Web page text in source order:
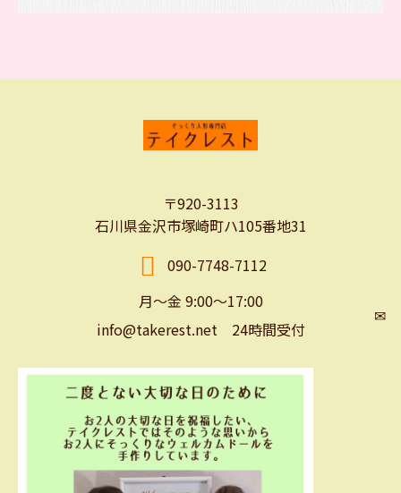
〒920-3113
石川県金沢市塚崎町ハ105番地31
090-7748-7112
月～金 9:00～17:00
✉
info@takerest.net 24時間受付